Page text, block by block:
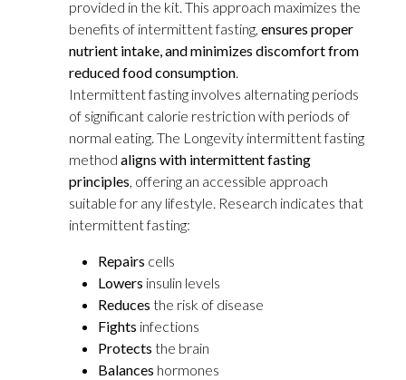
provided in the kit. This approach maximizes the
benefits of intermittent fasting, ensures proper
nutrient intake, and minimizes discomfort from
reduced food consumption.
Intermittent fasting involves alternating periods
of significant calorie restriction with periods of
normal eating. The Longevity intermittent fasting
method aligns with intermittent fasting
principles, offering an accessible approach
suitable for any lifestyle. Research indicates that
intermittent fasting:
Repairs cells
Lowers insulin levels
Reduces the risk of disease
Fights infections
Protects the brain
Balances hormones